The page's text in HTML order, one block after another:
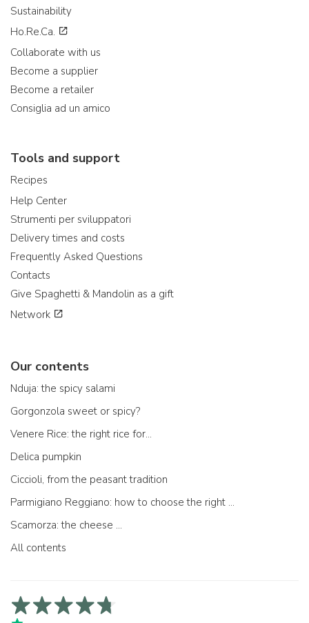
Sustainability
Ho.Re.Ca.
Collaborate with us
Become a supplier
Become a retailer
Consiglia ad un amico
Tools and support
Recipes
Help Center
Strumenti per sviluppatori
Delivery times and costs
Frequently Asked Questions
Contacts
Give Spaghetti & Mandolin as a gift
Network
Our contents
Nduja: the spicy salami
Gorgonzola sweet or spicy?
Venere Rice: the right rice for...
Delica pumpkin
Ciccioli, from the peasant tradition
Parmigiano Reggiano: how to choose the right one
Scamorza: the cheese ...
All contents